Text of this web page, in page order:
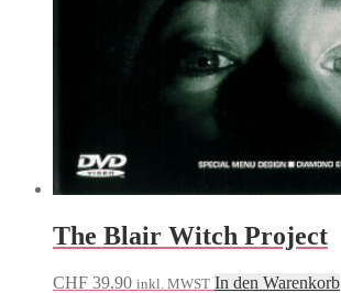
The Blair Witch Project
CHF 39.90 inkl. MWST In den Warenkorb